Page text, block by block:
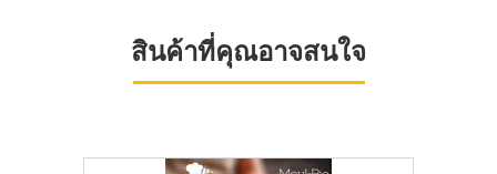
สินค้าที่คุณอาจสนใจ